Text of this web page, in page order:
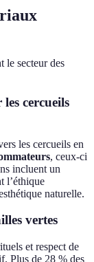
le secteur des
cercueils
les cercueils en
, ceux-ci
incluent un
l’éthique
naturelle.
vertes
et respect de
Plus de 28 % des